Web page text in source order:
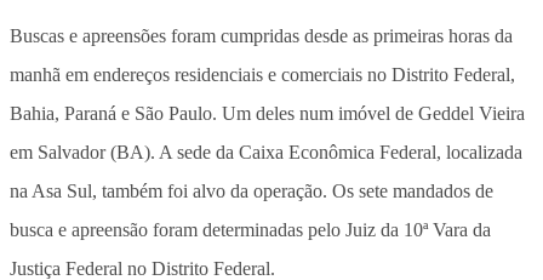
Buscas e apreensões foram cumpridas desde as primeiras horas da
manhã em endereços residenciais e comerciais no Distrito Federal,
Bahia, Paraná e São Paulo. Um deles num imóvel de Geddel Vieira
em Salvador (BA). A sede da Caixa Econômica Federal, localizada
na Asa Sul, também foi alvo da operação. Os sete mandados de
busca e apreensão foram determinadas pelo Juiz da 10ª Vara da
Justiça Federal no Distrito Federal.